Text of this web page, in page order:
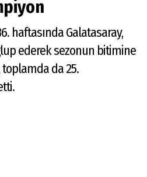
haftasında Galatasaray,
ederek sezonun bitimine
da 25.